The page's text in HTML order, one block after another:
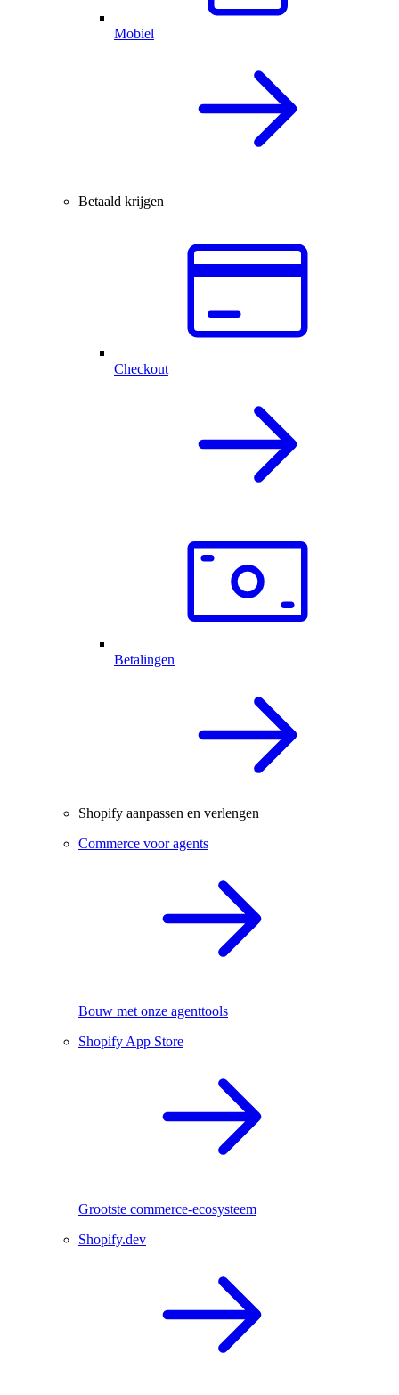
Mobiel
Betaald krijgen
Checkout
Betalingen
Shopify aanpassen en verlengen
Commerce voor agents
Bouw met onze agenttools
Shopify App Store
Grootste commerce-ecosysteem
Shopify.dev